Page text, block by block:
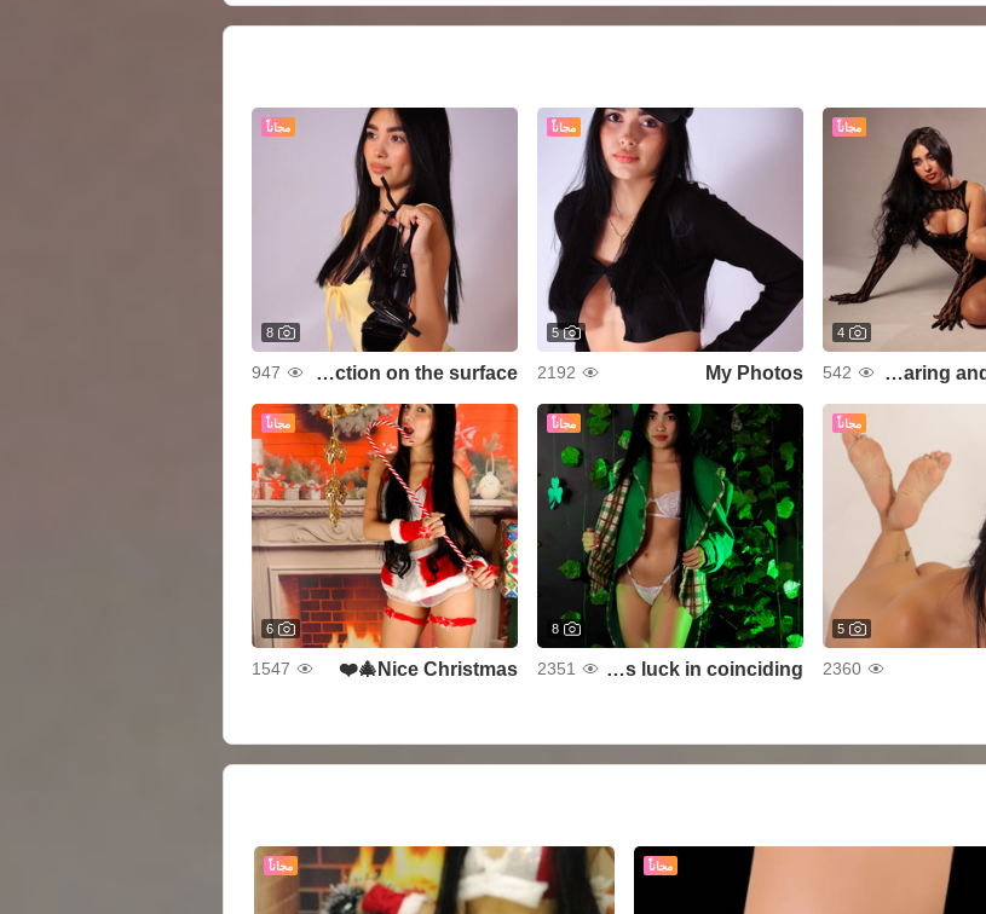
مجاناً
4
Elegant, daring and a little bad
542
مجاناً
5
My Photos
2192
مجاناً
8
seduction on the surface❤️🔥
947
مجاناً
5
2360
مجاناً
8
There is luck in coinciding
2351
مجاناً
6
Nice Christmas🎄❤️
1547
مجاناً مجاناً